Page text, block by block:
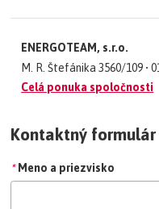
ENERGOTEAM, s.r.o.
M. R. Štefánika 3560/109 •
Celá ponuka spoločnosti
Kontaktný formulár
* Meno a priezvisko